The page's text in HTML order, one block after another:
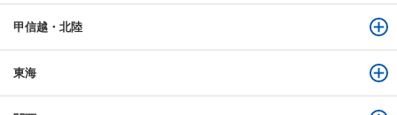
甲信越・北陸
東海